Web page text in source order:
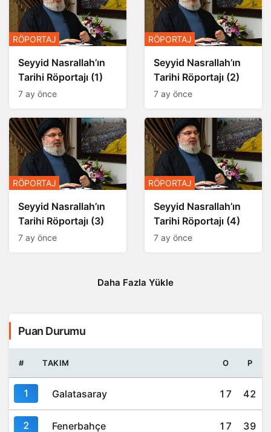
Seyyid Nasrallah’ın
Tarihi Röportajı (1)
Seyyid Nasrallah’ın
Tarihi Röportajı (2)
Seyyid Nasrallah’ın
Tarihi Röportajı (3)
Seyyid Nasrallah’ın
Tarihi Röportajı (4)
# TAKIM O P
1 Galatasaray 17 42